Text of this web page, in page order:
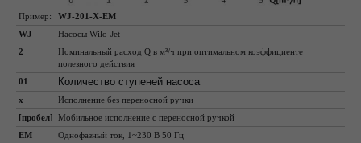
Пример:
WJ-201-X-EM
WJ
Насосы Wilo-Jet
2
Номинальный расход Q в м³/ч при оптимальном коэффициенте
полезного действия
01
Количество ступеней насоса
x
Исполнение без переносной ручки
[пробел] Мобильное исполнение с переносной ручкой
EM
Однофазный ток, 1~230 В 50 Гц